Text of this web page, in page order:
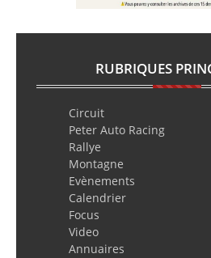
RUBRIQUES
Circuit
Peter Auto Racing
Rallye
Montagne
Evènements
Calendrier
Focus
Video
Annuaires